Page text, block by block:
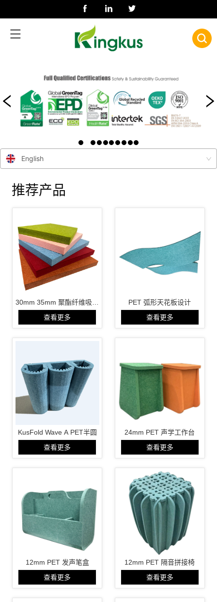
English
推荐产品
30mm 35mm 聚酯纤维吸音
板
查看更多
PET 弧形天花板设计
查看更多
KusFold Wave A PET半圆
查看更多
24mm PET 声学工作台
查看更多
12mm PET 发声笔盒
查看更多
12mm PET 隔音拼接椅
查看更多